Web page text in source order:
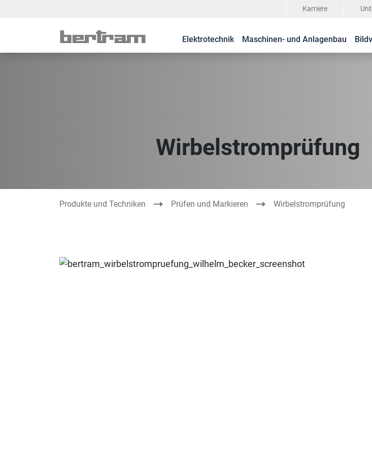
Karriere
Elektrotechnik Maschinen- und Anlagenbau
Wirbelstromprüfung
Produkte und Techniken Prüfen und Markieren Wirbelstromprüfung